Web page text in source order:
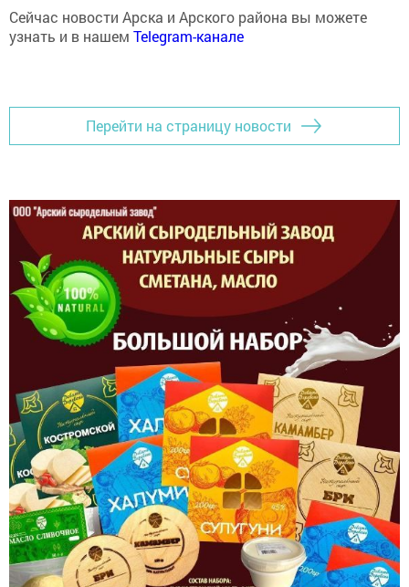
Сейчас новости Арска и Арского района вы можете
узнать и в нашемTelegram-канале
Перейти на страницу новости